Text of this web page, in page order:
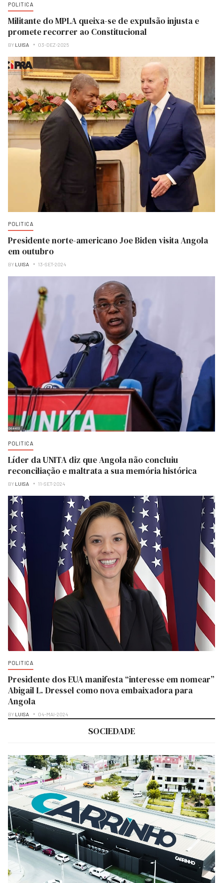
POLITICA
Militante do MPLA queixa-se de expulsão injusta e
promete recorrer ao Constitucional
BY LUISA 03-DEZ-2025
POLITICA
Presidente norte-americano Joe Biden visita Angola
em outubro
BY LUISA 13-SET-2024
POLITICA
Líder da UNITA diz que Angola não concluiu
reconciliação e maltrata a sua memória histórica
BY LUISA 11-SET-2024
POLITICA
Presidente dos EUA manifesta “interesse em nomear”
Abigail L. Dressel como nova embaixadora para
Angola
BY LUISA 04-MAI-2024
SOCIEDADE